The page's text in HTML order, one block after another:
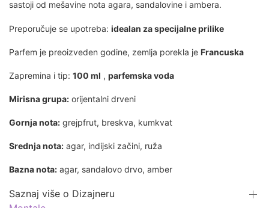
sastoji od mešavine nota agara, sandalovine i ambera.
Preporučuje se upotreba: idealan za specijalne prilike
Parfem je preoizveden godine, zemlja porekla je Francuska
Zapremina i tip: 100 ml , parfemska voda
Mirisna grupa: orijentalni drveni
Gornja nota: grejpfrut, breskva, kumkvat
Srednja nota: agar, indijski začini, ruža
Bazna nota: agar, sandalovo drvo, amber
Saznaj više o Dizajneru